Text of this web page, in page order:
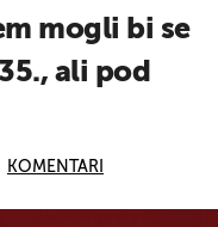
mogli bi se
ali pod
KOMENTARI